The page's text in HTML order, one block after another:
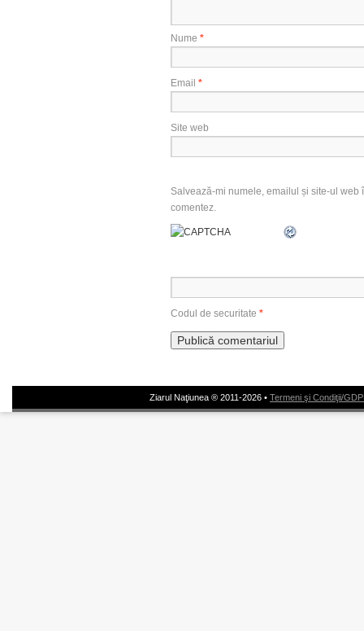
Nume *
Email *
Site web
Salvează-mi numele, emailul și site-ul
comentez.
Codul de securitate *
Ziarul Naţiunea ® 2011-2026 • Termeni şi Condiţii/